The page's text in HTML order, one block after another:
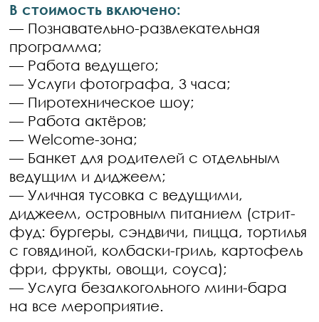
В стоимость включено:
— Познавательно-развлекательная
программа;
— Работа ведущего;
— Услуги фотографа, 3 часа;
— Пиротехническое шоу;
— Работа актёров;
— Welcome-зона;
— Банкет для родителей с отдельным
ведущим и диджеем;
— Уличная тусовка с ведущими,
диджеем, островным питанием (стрит-
фуд: бургеры, сэндвичи, пицца, тортилья
с говядиной, колбаски-гриль, картофель
фри, фрукты, овощи, соуса);
— Услуга безалкогольного мини-бара
на все мероприятие.